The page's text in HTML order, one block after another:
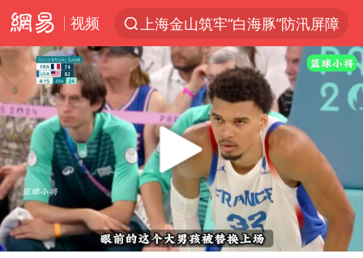
视频
上海金山筑牢“白海豚”防汛屏障
夏日经济乘热而上 消费市场向新而行
白海豚对华东华北影响会大于巴威
于东来回应胖东来近25年老店年底关闭
《披荆斩棘2026》阵容官宣
全球最大级别运输船通过长江大桥
白海豚北上或致京津冀暴雨
Play
00:00 04:44